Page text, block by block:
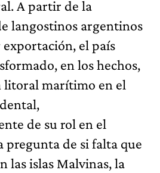
A partir de la
langostinos argentinos
el país
en los hechos,
litoral marítimo en el
de su rol en el
pregunta de si falta que
las islas Malvinas, la